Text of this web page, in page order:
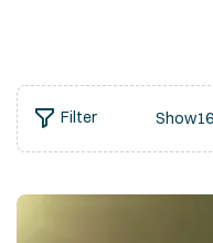
Filter Show